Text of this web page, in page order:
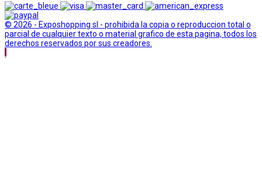
© 2026 - Exposhopping sl - prohibida la copia o reproduccion total o
parcial de cualquier texto o material grafico de esta pagina, todos los
derechos reservados por sus creadores.